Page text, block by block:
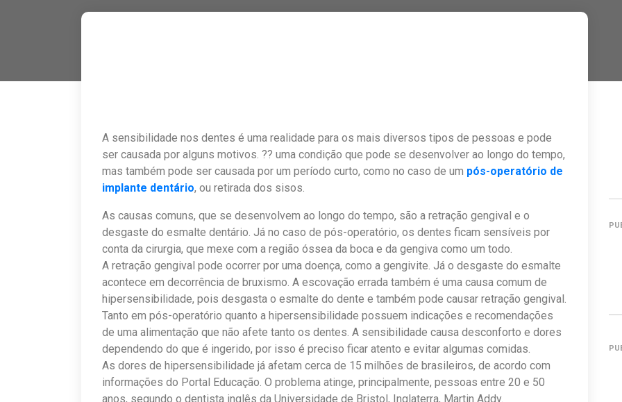
A sensibilidade nos dentes é uma realidade para os mais diversos tipos de pessoas e pode
ser causada por alguns motivos. ?? uma condição que pode se desenvolver ao longo do tempo,
mas também pode ser causada por um período curto, como no caso de um pós-operatório de
implante dentário, ou retirada dos sisos.
As causas comuns, que se desenvolvem ao longo do tempo, são a retração gengival e o
desgaste do esmalte dentário. Já no caso de pós-operatório, os dentes ficam sensíveis por
conta da cirurgia, que mexe com a região óssea da boca e da gengiva como um todo.
A retração gengival pode ocorrer por uma doença, como a gengivite. Já o desgaste do esmalte
acontece em decorrência de bruxismo. A escovação errada também é uma causa comum de
hipersensibilidade, pois desgasta o esmalte do dente e também pode causar retração gengival.
Tanto em pós-operatório quanto a hipersensibilidade possuem indicações e recomendações
de uma alimentação que não afete tanto os dentes. A sensibilidade causa desconforto e dores
dependendo do que é ingerido, por isso é preciso ficar atento e evitar algumas comidas.
As dores de hipersensibilidade já afetam cerca de 15 milhões de brasileiros, de acordo com
informações do Portal Educação. O problema atinge, principalmente, pessoas entre 20 e 50
anos, segundo o dentista inglês da Universidade de Bristol, Inglaterra, Martin Addy.